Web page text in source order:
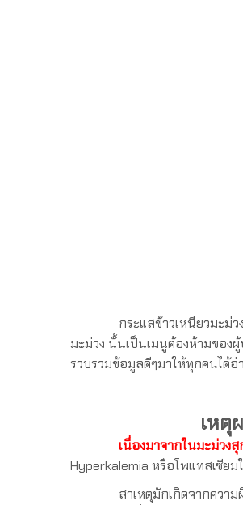
กระแสข้าวเหนียวมะม่
มะม่วง นั้นเป็นเมนูต้องห้ามของผู้
รวบรวมข้อมูลดีๆมาให้ทุกคนได้
เหตุ
เนื่องมาจากในมะม่วง
Hyperkalemia หรือโพแทสเซีย
สาเหตุมักเกิดจากความ